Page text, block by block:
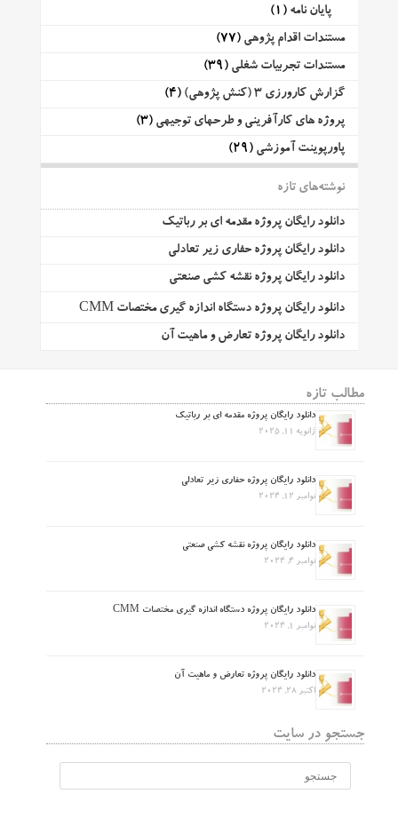
پایان نامه (1)
مستندات اقدام پژوهی (77)
مستندات تجربیات شغلی (39)
گزارش کارورزی 3 (کنش پژوهی)
(4)
پروژه های کارآفرینی و طرحهای توجیهی (3)
پاورپوینت آموزشی (29)
نوشته‌های تازه
دانلود رایگان پروژه مقدمه ای بر رباتیک
دانلود رایگان پروژه حفاری زیر تعادلی
دانلود رایگان پروژه نقشه کشی صنعتی
دانلود رایگان پروژه دستگاه اندازه گیری مختصات CMM
دانلود رایگان پروژه تعارض و ماهیت آن
مطالب تازه
دانلود رایگان پروژه مقدمه ای بر رباتیک
ژانویه 11, 2025
دانلود رایگان پروژه حفاری زیر تعادلی
نوامبر 12, 2024
دانلود رایگان پروژه نقشه کشی صنعتی
نوامبر 4, 2024
دانلود رایگان پروژه دستگاه اندازه گیری مختصات CMM
نوامبر 1, 2024
دانلود رایگان پروژه تعارض و ماهیت آن
اکتبر 28, 2024
جستجو در سایت